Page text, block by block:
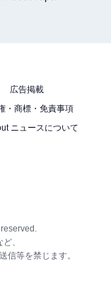
広告掲載
・商標・免責事項
ニュースについて
、
信等を禁じます。